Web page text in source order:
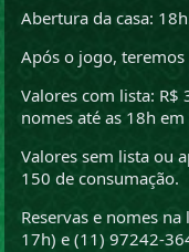
Abertura da casa:
Após o jogo, teremos
Valores com lista: R$
nomes até as 18h
Valores sem lista ou
150 de consumação.
Reservas e nomes
17h) e (11) 97242-